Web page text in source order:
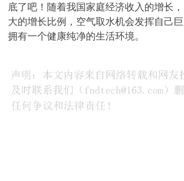
底了吧！随着我国家庭经济收入的增长
大的增长比例，空气取水机会发挥自己
拥有一个健康纯净的生活环境。